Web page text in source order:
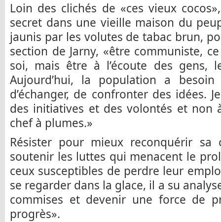
Loin des clichés de «ces vieux
secret dans une vieille maison du
jaunis par les volutes de tabac brun,
section de Jarny, «être communiste,
soi, mais être à l’écoute des gens,
Aujourd’hui, la population a
d’échanger, de confronter des idées.
des initiatives et des volontés et non
chef à plumes.»
Résister pour mieux reconquérir sa
soutenir les luttes qui menacent le
ceux susceptibles de perdre leur
se regarder dans la glace, il a su
commises et devenir une force de
progrès».